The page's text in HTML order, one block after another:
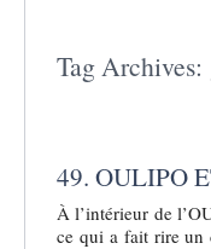
Tag Archives:
49. OULIPO
À l’intérieur de
ce qui a fait rire un